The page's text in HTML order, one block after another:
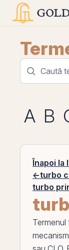
A B
Înapoi la
←turbo
turbo
Termenul